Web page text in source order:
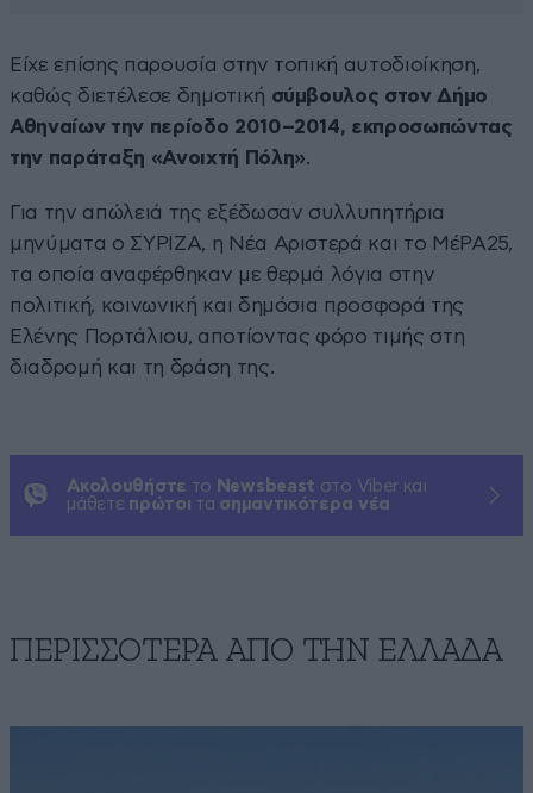
Είχε επίσης παρουσία στην τοπική αυτοδιοίκηση,
καθώς διετέλεσε δημοτική σύμβουλος στον Δήμο
Αθηναίων την περίοδο 2010–2014, εκπροσωπώντας
την παράταξη «Ανοιχτή Πόλη».
Για την απώλειά της εξέδωσαν συλλυπητήρια
μηνύματα ο ΣΥΡΙΖΑ, η Νέα Αριστερά και το ΜέΡΑ25,
τα οποία αναφέρθηκαν με θερμά λόγια στην
πολιτική, κοινωνική και δημόσια προσφορά της
Ελένης Πορτάλιου, αποτίοντας φόρο τιμής στη
διαδρομή και τη δράση της.
Ακολουθήστε το Newsbeast στο Viber και
μάθετε πρώτοι τα σημαντικότερα νέα
ΠΕΡΙΣΣΟΤΕΡΑ ΑΠΟ ΤΗΝ ΕΛΛΑΔΑ